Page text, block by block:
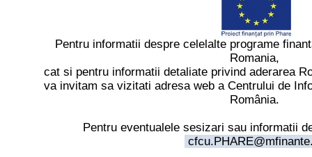
Pentru informatii despre celelalte programe
Romania,
cat si pentru informatii detaliate privind aderarea
va invitam sa vizitati adresa web a Centrului de
România.
Pentru eventualele sesizari sau informatii